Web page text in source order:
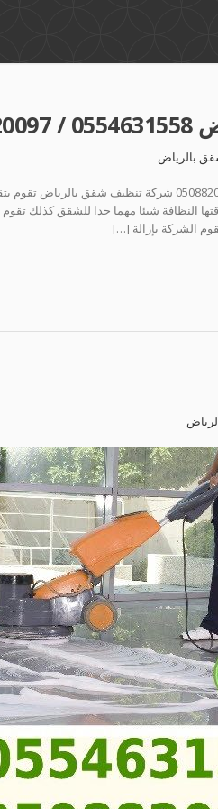
بالرياض
شركة تنظيف شقق بالرياض 0554631558 / 0508820097
النظافة شيئا مهما جدا للشقق كذلك
الشركة بإزالة […]